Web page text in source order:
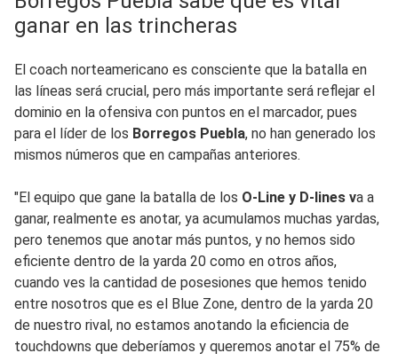
ganar en las trincheras
El coach norteamericano es consciente que la batalla en
las líneas será crucial, pero más importante será reflejar el
dominio en la ofensiva con puntos en el marcador, pues
para el líder de los Borregos Puebla, no han generado los
mismos números que en campañas anteriores.
"El equipo que gane la batalla de los O-Line y D-lines va a
ganar, realmente es anotar, ya acumulamos muchas yardas,
pero tenemos que anotar más puntos, y no hemos sido
eficiente dentro de la yarda 20 como en otros años,
cuando ves la cantidad de posesiones que hemos tenido
entre nosotros que es el Blue Zone, dentro de la yarda 20
de nuestro rival, no estamos anotando la eficiencia de
touchdowns que deberíamos y queremos anotar el 75% de